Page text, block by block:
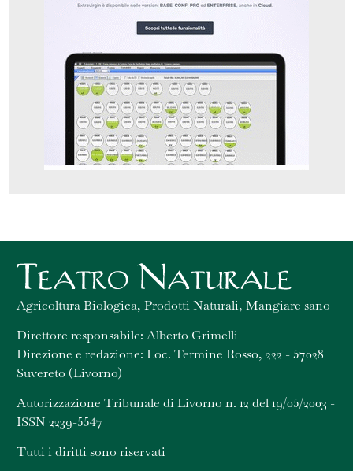
Agricoltura Biologica, Prodotti Naturali, Mangiare sano
Direttore responsabile: Alberto Grimelli
Direzione e redazione: Loc. Termine Rosso, 222 - 57028
Suvereto (Livorno)
Autorizzazione Tribunale di Livorno n. 12 del 19/05/2003 -
ISSN 2239-5547
Tutti i diritti sono riservati